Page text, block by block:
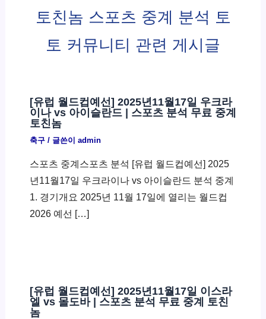
토친놈 스포츠 중계 분석 토
토 커뮤니티 관련 게시글
[유럽 월드컵예선] 2025년11월17일 우크라
이나 vs 아이슬란드 | 스포츠 분석 무료 중계
토친놈
축구/ 글쓴이 admin
스포츠 중계스포츠 분석 [유럽 월드컵예선] 2025
년11월17일 우크라이나 vs 아이슬란드 분석 중계
1. 경기개요 2025년 11월 17일에 열리는 월드컵
2026 예선 […]
[유럽 월드컵예선] 2025년11월17일 이스라
엘 vs 몰도바 | 스포츠 분석 무료 중계 토친
놈